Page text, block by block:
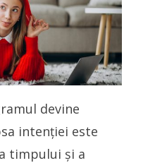
devine
intenției este
timpului și a